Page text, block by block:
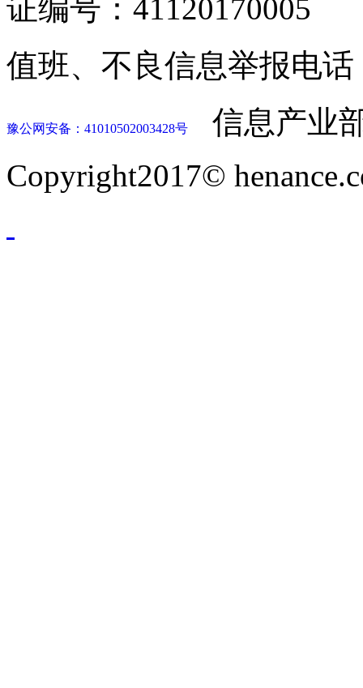
证编号：41120170005
值班、不良信息举报电话
豫公网安备：41010502003428号
信息产业
Copyright2017©